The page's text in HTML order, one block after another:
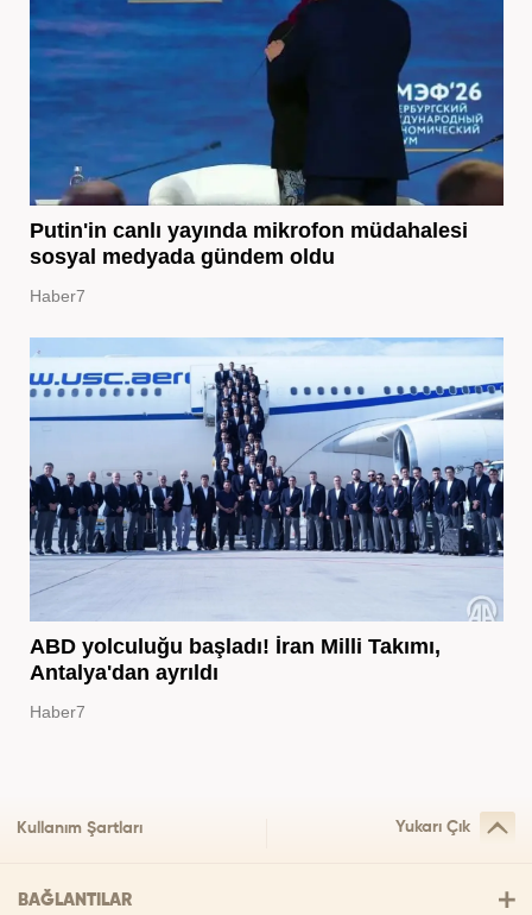
Putin'in canlı yayında mikrofon müdahalesi
sosyal medyada gündem oldu
Haber7
ABD yolculuğu başladı! İran Milli Takımı,
Antalya'dan ayrıldı
Haber7
Kullanım Şartları Yukarı Çık
BAĞLANTILAR